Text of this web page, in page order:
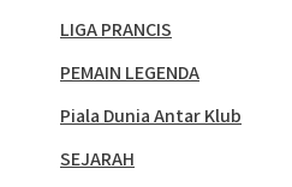
LIGA PRANCIS
PEMAIN LEGENDA
Piala Dunia Antar Klub
SEJARAH